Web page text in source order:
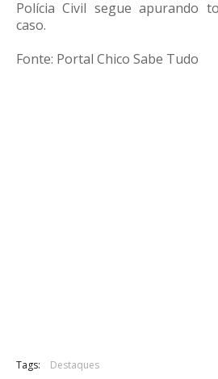
Polícia Civil segue apurando
caso.
Fonte: Portal Chico Sabe Tudo
Tags: Destaques